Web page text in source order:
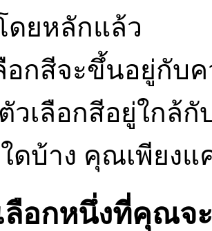
ดยหลักแล้ว
อกสีจะขึ้นอยู่กับ
วเลือกสีอยู่ใกล้กั
ดบ้าง คุณเพียง
ลือกหนึ่งที่คุณ